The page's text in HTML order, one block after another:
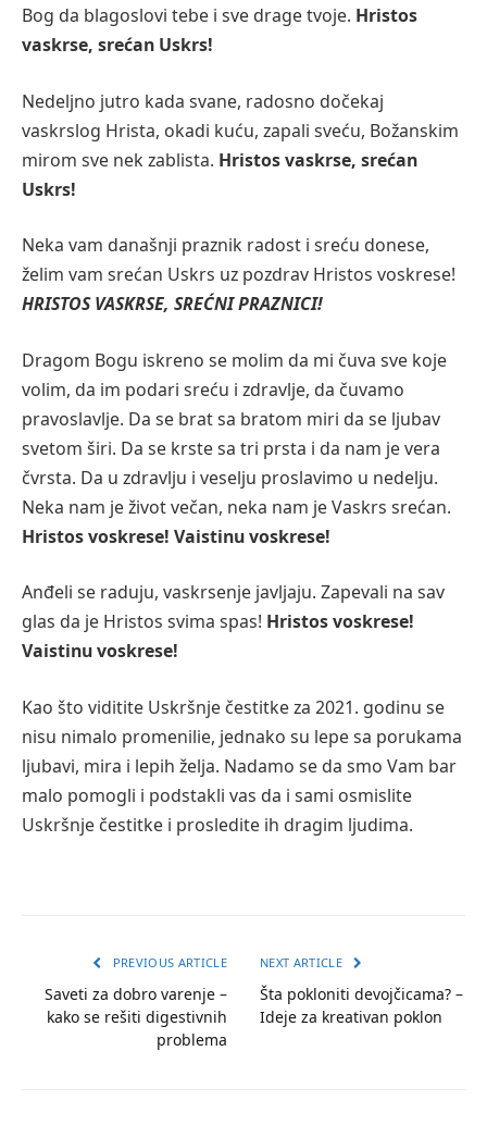
Bog da blagoslovi tebe i sve drage tvoje. Hristos
vaskrse, srećan Uskrs!
Nedeljno jutro kada svane, radosno dočekaj
vaskrslog Hrista, okadi kuću, zapali sveću, Božanskim
mirom sve nek zablista. Hristos vaskrse, srećan
Uskrs!
Neka vam današnji praznik radost i sreću donese,
želim vam srećan Uskrs uz pozdrav Hristos voskrese!
HRISTOS VASKRSE, SREĆNI PRAZNICI!
Dragom Bogu iskreno se molim da mi čuva sve koje
volim, da im podari sreću i zdravlje, da čuvamo
pravoslavlje. Da se brat sa bratom miri da se ljubav
svetom širi. Da se krste sa tri prsta i da nam je vera
čvrsta. Da u zdravlju i veselju proslavimo u nedelju.
Neka nam je život večan, neka nam je Vaskrs srećan.
Hristos voskrese! Vaistinu voskrese!
Anđeli se raduju, vaskrsenje javljaju. Zapevali na sav
glas da je Hristos svima spas! Hristos voskrese!
Vaistinu voskrese!
Kao što viditite Uskršnje čestitke za 2021. godinu se
nisu nimalo promenilie, jednako su lepe sa porukama
ljubavi, mira i lepih želja. Nadamo se da smo Vam bar
malo pomogli i podstakli vas da i sami osmislite
Uskršnje čestitke i prosledite ih dragim ljudima.
PREVIOUS ARTICLE
Saveti za dobro varenje –
kako se rešiti digestivnih
problema
NEXT ARTICLE
Šta pokloniti devojčicama? –
Ideje za kreativan poklon